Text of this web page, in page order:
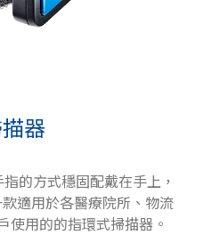
器
的方式穩固配戴在手上，
適用於各醫療院所、物流
使用的的指環式掃描器。